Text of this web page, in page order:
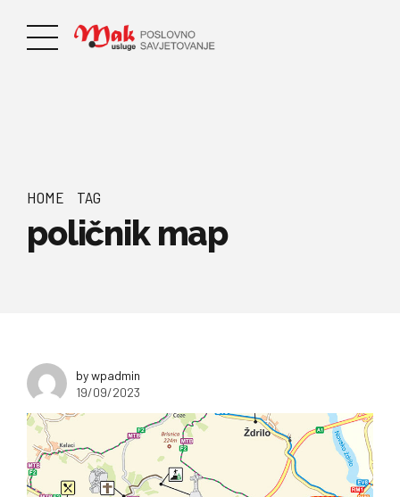
HOME TAG
poličnik map
by wpadmin
19/09/2023